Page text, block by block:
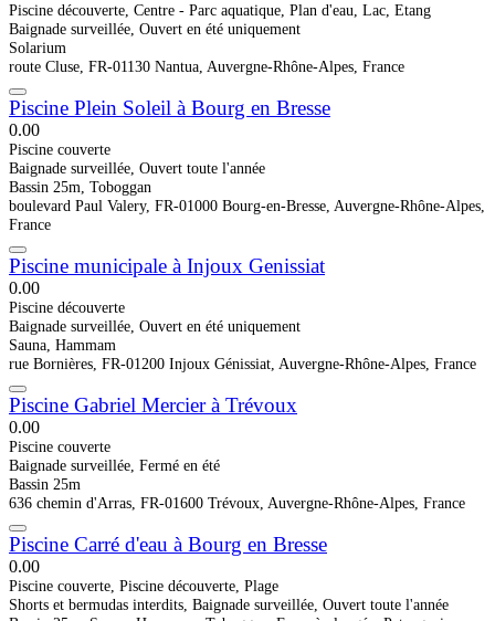
Piscine découverte, Centre - Parc aquatique, Plan d'eau, Lac, Etang
Baignade surveillée, Ouvert en été uniquement
Solarium
route Cluse, FR-01130 Nantua, Auvergne-Rhône-Alpes, France
Piscine Plein Soleil à Bourg en Bresse
0.00
Piscine couverte
Baignade surveillée, Ouvert toute l'année
Bassin 25m, Toboggan
boulevard Paul Valery, FR-01000 Bourg-en-Bresse, Auvergne-Rhône-Alpes,
France
Piscine municipale à Injoux Genissiat
0.00
Piscine découverte
Baignade surveillée, Ouvert en été uniquement
Sauna, Hammam
rue Bornières, FR-01200 Injoux Génissiat, Auvergne-Rhône-Alpes, France
Piscine Gabriel Mercier à Trévoux
0.00
Piscine couverte
Baignade surveillée, Fermé en été
Bassin 25m
636 chemin d'Arras, FR-01600 Trévoux, Auvergne-Rhône-Alpes, France
Piscine Carré d'eau à Bourg en Bresse
0.00
Piscine couverte, Piscine découverte, Plage
Shorts et bermudas interdits, Baignade surveillée, Ouvert toute l'année